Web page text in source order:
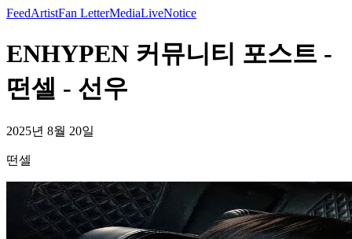
FeedArtistFan LetterMediaLiveNotice
ENHYPEN 커뮤니티 포스트 -
떤셀 - 선우
2025년 8월 20일
떤셀